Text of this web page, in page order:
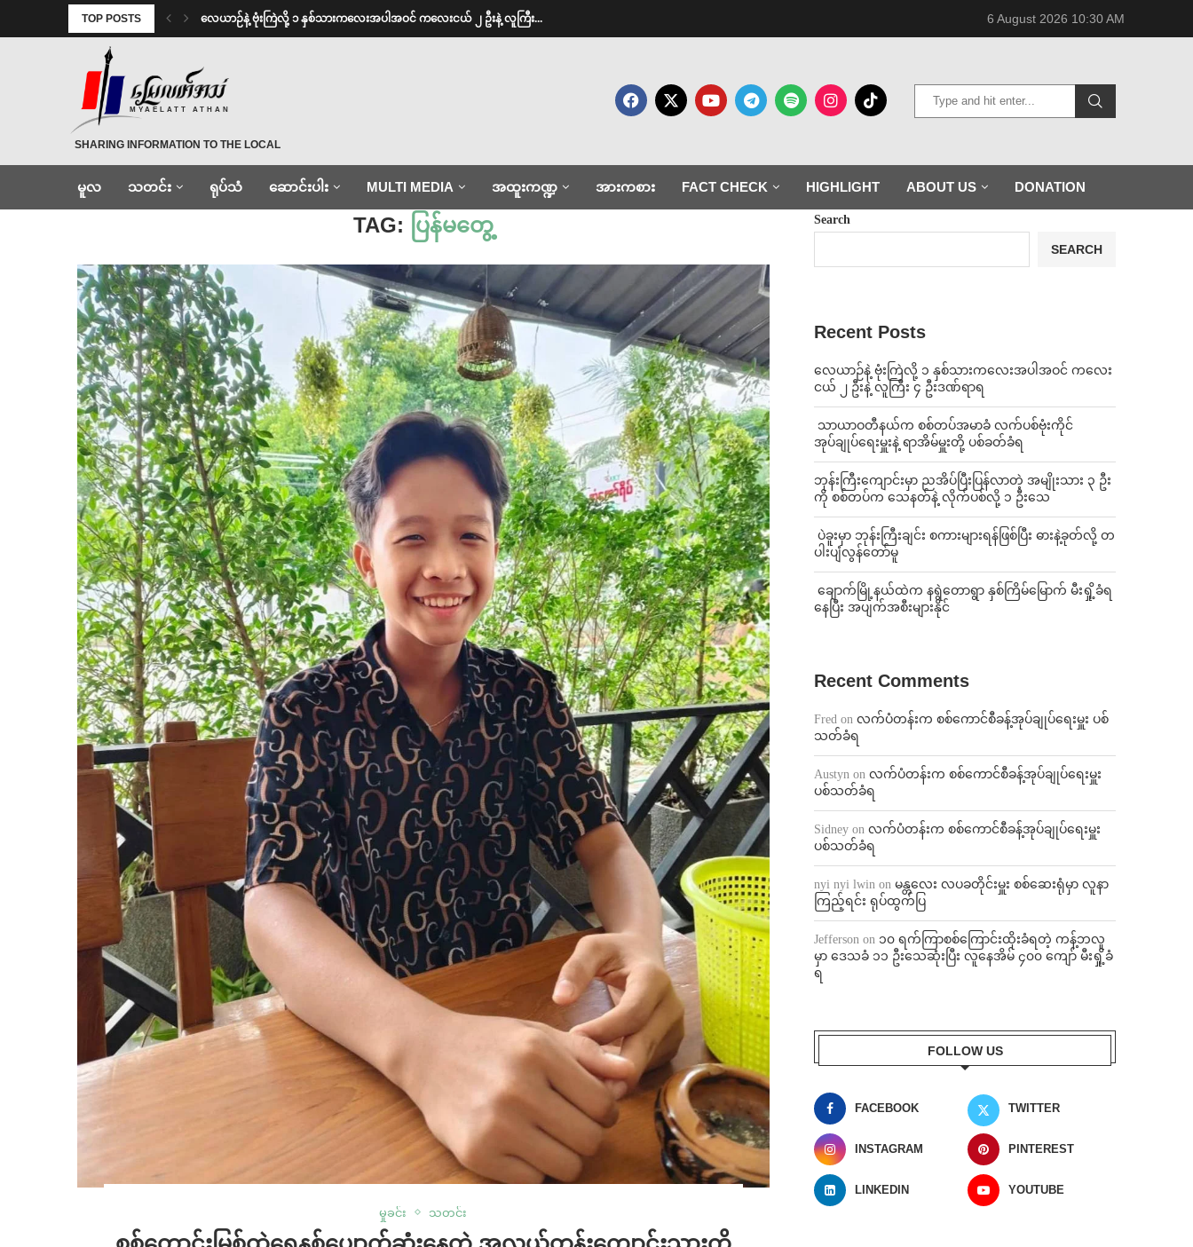
TOP POSTS ⁨လေယာဉ်နဲ့ ဗုံးကြဲလို့ ၁ နှစ်သားကလေးအပါအဝင် ကလေးငယ် ၂ ဦးနဲ့ လူကြီး... 6 August 2026 10:30 AM
MYAELATT ATHAN
SHARING INFORMATION TO THE LOCAL
မူလ သတင်း ရုပ်သံ ဆောင်းပါး MULTI MEDIA အထူးကဏ္ဍ အားကစား FACT CHECK HIGHLIGHT ABOUT US DONATION
Home ပြန်မတွေ့
TAG: ပြန်မတွေ့
မှုခင်း သတင်း
Search
SEARCH
Recent Posts
⁨လေယာဉ်နဲ့ ဗုံးကြဲလို့ ၁ နှစ်သားကလေးအပါအဝင် ကလေး
ငယ် ၂ ဦးနဲ့ လူကြီး ၄ ဦးဒဏ်ရာရ
⁩ ⁨သာယာဝတီနယ်က စစ်တပ်အမာခံ လက်ပစ်ဗုံးကိုင်
အုပ်ချုပ်ရေးမှူးနဲ့ ရာအိမ်မှူးတို့ ပစ်ခတ်ခံရ
ဘုန်းကြီးကျောင်းမှာ ညအိပ်ပြီးပြန်လာတဲ့ အမျိုးသား ၃ ဦး
ကို စစ်တပ်က သေနတ်နဲ့ လိုက်ပစ်လို့ ၁ ဦးသေ
⁩ ⁨ပဲခူးမှာ ဘုန်းကြီးချင်း စကားများရန်ဖြစ်ပြီး ဓားနဲ့ခုတ်လို့ တ
ပါးပျံလွန်တော်မူ
⁩ ⁨ချောက်မြို့နယ်ထဲက နရွဲတောရွာ နှစ်ကြိမ်မြောက် မီးရှို့ခံရ
နေပြီး အပျက်အစီးများနိုင်
Recent Comments
Fred on လက်ပံတန်းက စစ်ကောင်စီခန့်အုပ်ချုပ်ရေးမှူး ပစ်
သတ်ခံရ
Austyn on လက်ပံတန်းက စစ်ကောင်စီခန့်အုပ်ချုပ်ရေးမှူး
ပစ်သတ်ခံရ
Sidney on လက်ပံတန်းက စစ်ကောင်စီခန့်အုပ်ချုပ်ရေးမှူး
ပစ်သတ်ခံရ
nyi nyi lwin on မန္တလေး လပခတိုင်းမှူး စစ်ဆေးရုံမှာ လူနာ
ကြည့်ရင်း ရုပ်ထွက်ပြ
Jefferson on ၁၀ ရက်ကြာစစ်ကြောင်းထိုးခံရတဲ့ ကန့်ဘလူ
မှာ ဒေသခံ ၁၁ ဦးသေဆုံးပြီး လူနေအိမ် ၄၀၀ ကျော် မီးရှို့ခံ
ရ
FOLLOW US
FACEBOOK TWITTER
INSTAGRAM PINTEREST
LINKEDIN YOUTUBE